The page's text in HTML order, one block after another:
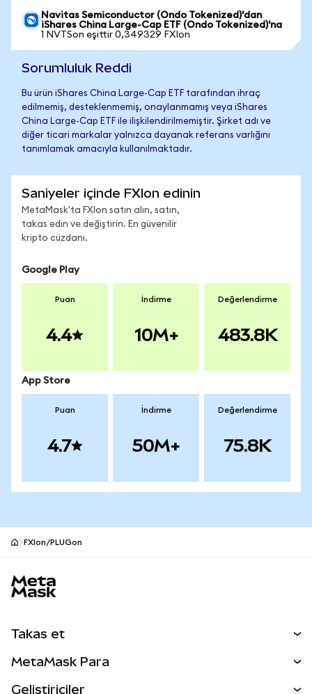
Navitas Semiconductor (Ondo Tokenized)'dan
iShares China Large-Cap ETF (Ondo Tokenized)'na
1 NVTSon eşittir 0,349329 FXIon
Sorumluluk Reddi
Bu ürün iShares China Large-Cap ETF tarafından ihraç
edilmemiş, desteklenmemiş, onaylanmamış veya iShares
China Large-Cap ETF ile ilişkilendirilmemiştir. Şirket adı ve
diğer ticari markalar yalnızca dayanak referans varlığını
tanımlamak amacıyla kullanılmaktadır.
Saniyeler içinde FXIon edinin
MetaMask'ta FXIon satın alın, satın,
takas edin ve değiştirin. En güvenilir
kripto cüzdanı.
Google Play
Puan
4.4
İndirme
10M+
Değerlendirme
483.8K
App Store
Puan
4.7
İndirme
50M+
Değerlendirme
75.8K
FXIon/PLUGon
Takas et
MetaMask Para
Geliştiriciler